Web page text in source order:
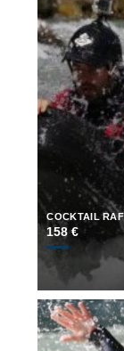
COCKTAIL
158 €